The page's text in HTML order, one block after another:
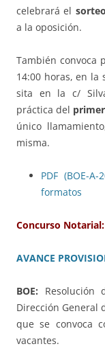
celebrará el sorteo
a la oposición.
También convoca
14:00 horas, en la
sita en la c/
práctica del
único
misma.
PDF (BOE-
formatos
Concurso
AVANCE
BOE:
Dirección General
que se convoca
vacantes.